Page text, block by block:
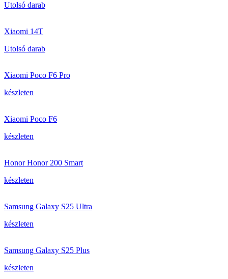
Utolsó darab
Xiaomi 14T
Utolsó darab
Xiaomi Poco F6 Pro
készleten
Xiaomi Poco F6
készleten
Honor Honor 200 Smart
készleten
Samsung Galaxy S25 Ultra
készleten
Samsung Galaxy S25 Plus
készleten